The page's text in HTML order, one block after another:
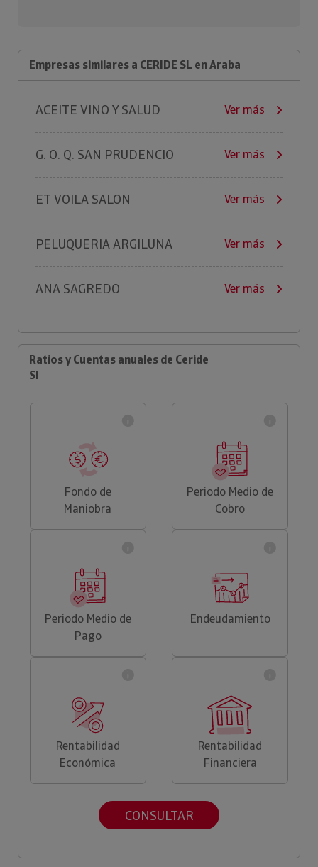
Empresas similares a CERIDE SL en Araba
ACEITE VINO Y SALUD Ver más
G. O. Q. SAN PRUDENCIO Ver más
ET VOILA SALON Ver más
PELUQUERIA ARGILUNA Ver más
ANA SAGREDO Ver más
Ratios y Cuentas anuales de Ceride
Sl
Fondo de
Maniobra
Periodo Medio de
Cobro
Periodo Medio de
Pago
Endeudamiento
Rentabilidad
Económica
Rentabilidad
Financiera
CONSULTAR